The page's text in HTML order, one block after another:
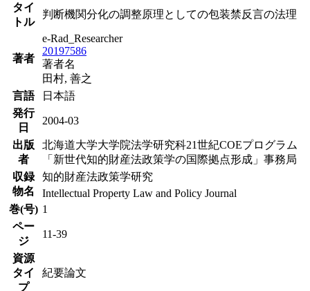
タイ
トル
判断機関分化の調整原理としての包装禁反言の法理
著者
e-Rad_Researcher
20197586
著者名
田村, 善之
言語
日本語
発行
日
2004-03
出版
者
北海道大学大学院法学研究科21世紀COEプログラム
「新世代知的財産法政策学の国際拠点形成」事務局
収録
物名
知的財産法政策学研究
Intellectual Property Law and Policy Journal
巻(号) 1
ペー
ジ
11-39
資源
タイ
プ
紀要論文